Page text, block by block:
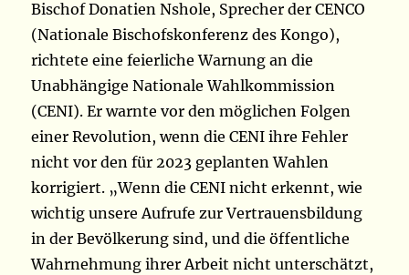
Bischof Donatien Nshole, Sprecher der CENCO
(Nationale Bischofskonferenz des Kongo),
richtete eine feierliche Warnung an die
Unabhängige Nationale Wahlkommission
(CENI). Er warnte vor den möglichen Folgen
einer Revolution, wenn die CENI ihre Fehler
nicht vor den für 2023 geplanten Wahlen
korrigiert. „Wenn die CENI nicht erkennt, wie
wichtig unsere Aufrufe zur Vertrauensbildung
in der Bevölkerung sind, und die öffentliche
Wahrnehmung ihrer Arbeit nicht unterschätzt,